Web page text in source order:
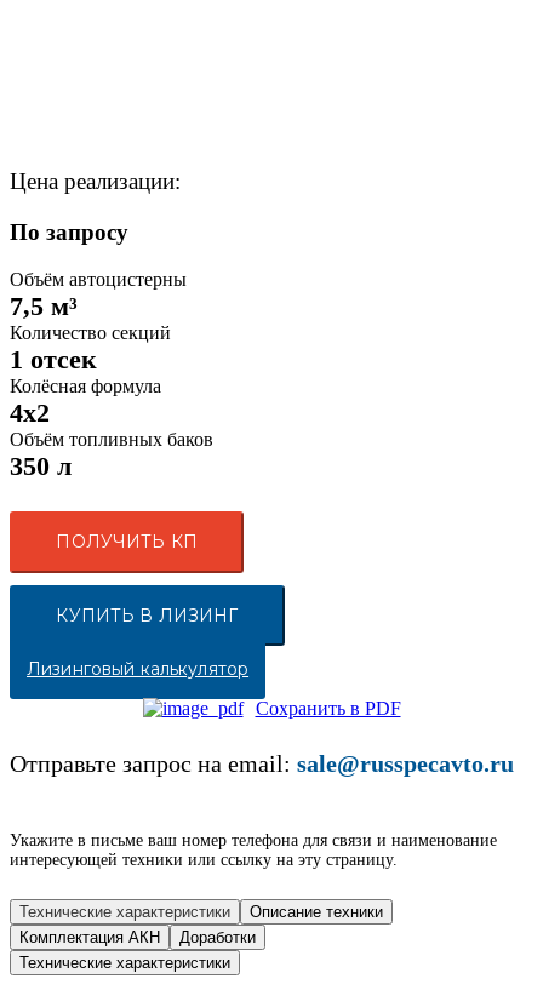
Цена реализации:
По запросу
Объём автоцистерны
7,5 м³
Количество секций
1 отсек
Колёсная формула
4x2
Объём топливных баков
350 л
ПОЛУЧИТЬ КП
КУПИТЬ В ЛИЗИНГ
Лизинговый калькулятор
Сохранить в PDF
Отправьте запрос на email: sale@russpecavto.ru
Укажите в письме ваш номер телефона для связи и наименование
интересующей техники или ссылку на эту страницу.
Технические характеристики
Описание техники
Комплектация АКН
Доработки
Технические характеристики